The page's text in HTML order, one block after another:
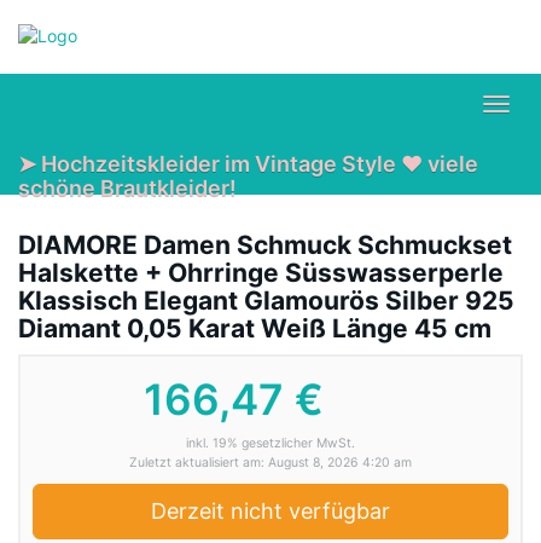
➤ Hochzeitskleider im Vintage Style ❤ viele
schöne Brautkleider!
DIAMORE Damen Schmuck Schmuckset
Halskette + Ohrringe Süsswasserperle
Klassisch Elegant Glamourös Silber 925
Diamant 0,05 Karat Weiß Länge 45 cm
166,47 €
inkl. 19% gesetzlicher MwSt.
Zuletzt aktualisiert am: August 8, 2026 4:20 am
Derzeit nicht verfügbar